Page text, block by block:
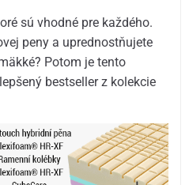
sú vhodné pre každého.
peny a uprednostňujete
Potom je tento
bestseller z kolekcie